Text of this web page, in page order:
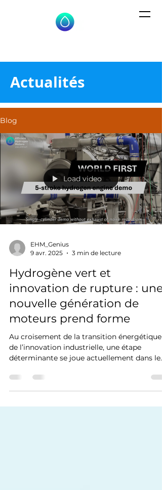
Actualités
Blog
Load video
EHM_Genius
9 avr. 2025
3 min de lecture
Hydrogène vert et
innovation de rupture : une
nouvelle génération de
moteurs prend forme
Au croisement de la transition énergétique
de l’innovation industrielle, une étape
déterminante se joue actuellement dans le...